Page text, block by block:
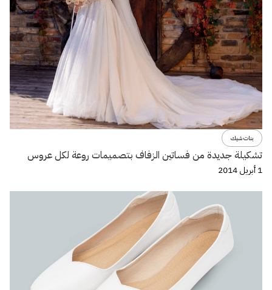
بنات شيك
تشكيلة جديدة من فساتين الزفاف بتصميمات روعة لكل عروس
1 أبريل 2014